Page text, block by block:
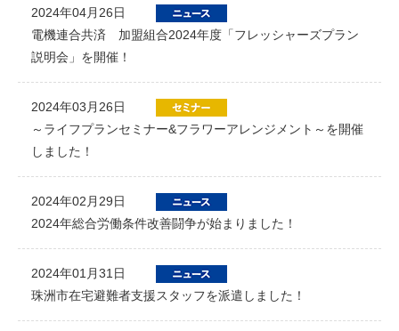
2024年04月26日
電機連合共済 加盟組合2024年度「フレッシャーズプラン
説明会」を開催！
2024年03月26日
～ライフプランセミナー&フラワーアレンジメント～を開催
しました！
2024年02月29日
2024年総合労働条件改善闘争が始まりました！
2024年01月31日
珠洲市在宅避難者支援スタッフを派遣しました！